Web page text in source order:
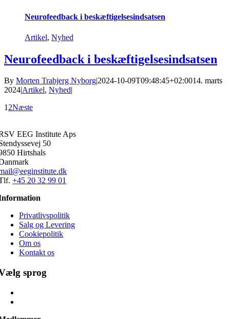
Neurofeedback i beskæftigelsesindsatsen
Artikel, Nyhed
Neurofeedback i beskæftigelsesindsatsen
By Morten Trabjerg Nyborg|2024-10-09T09:48:45+02:0014. marts
2024|Artikel, Nyhed|
12Næste
EEG Institute Aps
50
Hirtshals
+45 20 32 99 01
Privatlivspolitik
Salg og Levering
Cookiepolitik
Om os
Kontakt os
sprog